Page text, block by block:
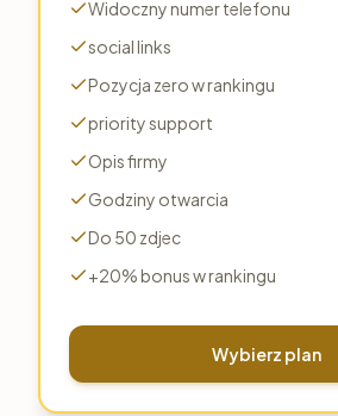
Widoczny numer telefonu
social links
Pozycja zero w rankingu
priority support
Opis firmy
Godziny otwarcia
Do 50 zdjec
+20% bonus w rankingu
Wybierz plan